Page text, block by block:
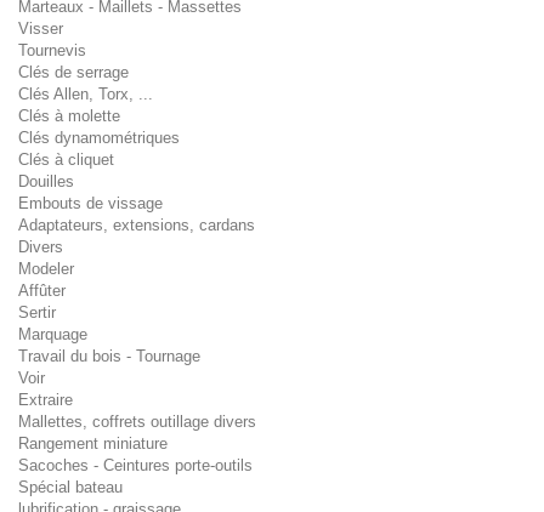
Marteaux - Maillets - Massettes
Visser
Tournevis
Clés de serrage
Clés Allen, Torx, ...
Clés à molette
Clés dynamométriques
Clés à cliquet
Douilles
Embouts de vissage
Adaptateurs, extensions, cardans
Divers
Modeler
Affûter
Sertir
Marquage
Travail du bois - Tournage
Voir
Extraire
Mallettes, coffrets outillage divers
Rangement miniature
Sacoches - Ceintures porte-outils
Spécial bateau